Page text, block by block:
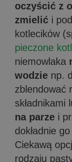
oczyścić z
zmielić i
kotlecików
pieczone
niemowlaka
wodzie np.
zblendować
składnikami
na parze i
dokładnie
Ciekawą
rodzaju